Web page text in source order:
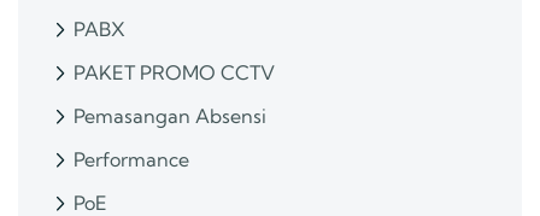
PABX
PAKET PROMO CCTV
Pemasangan Absensi
Performance
PoE